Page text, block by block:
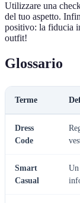
Utilizzare una
del tuo aspetto.
positivo: la fiducia
outfit!
Glossario
Terme
Dress
Code
Smart
Casual
Un